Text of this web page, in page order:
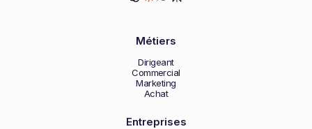
Métiers
Dirigeant
Commercial
Marketing
Achat
Entreprises